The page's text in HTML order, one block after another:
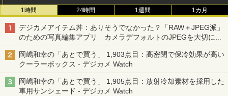
1時間 24時間 1週間 1カ月
デジカメアイテム丼：ありそうでなかった？「RAW＋JPEG派」
のための写真編集アプリ カメラデフォルトのJPEGを大切にす
る「Filmator」
岡嶋和幸の「あとで買う」 1,903点目：高密閉で保冷効果が高い
クーラーボックス - デジカメ Watch
岡嶋和幸の「あとで買う」 1,905点目：放射冷却素材を採用した
車用サンシェード - デジカメ Watch